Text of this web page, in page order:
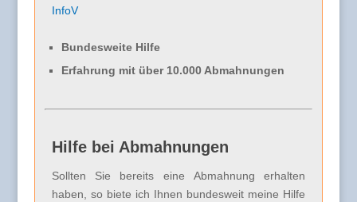
InfoV
Bundesweite Hilfe
Erfahrung mit über 10.000 Abmahnungen
Hilfe bei Abmahnungen
Sollten Sie bereits eine Abmahnung erhalten
haben, so biete ich Ihnen bundesweit meine Hilfe